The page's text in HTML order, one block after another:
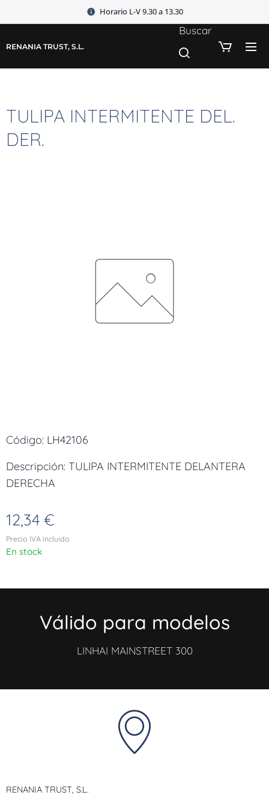
Horario L-V 9.30 a 13.30
RENANIA TRUST, S.L.
Buscar
TULIPA INTERMITENTE DEL.
DER.
Código: LH42106
Descripción: TULIPA INTERMITENTE DELANTERA
DERECHA
12,34 €
Precio IVA incluido
En stock
Válido para modelos
LINHAI MAINSTREET 300
RENANIA TRUST, S.L.